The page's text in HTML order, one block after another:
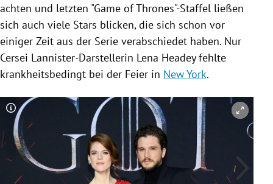
Untermenü
Untermenü
Untermenü
Untermenü
Untermenü
Untermenü
achten und letzten "Game of Thrones"-Staffel ließen
sich auch viele Stars blicken, die sich schon vor
einiger Zeit aus der Serie verabschiedet haben. Nur
Cersei Lannister-Darstellerin Lena Headeyfehlte
krankheitsbedingt bei der Feier in New York.
Copyright-Hinweis öffnen/schließen